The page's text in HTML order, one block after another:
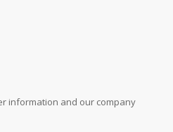
information and our company